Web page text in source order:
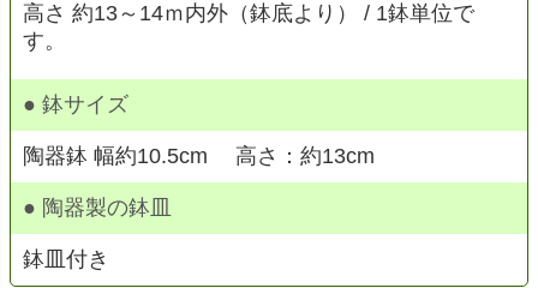
高さ 約13～14ｍ内外（鉢底より） / 1鉢単位で
す。
● 鉢サイズ
陶器鉢 幅約10.5cm 高さ：約13cm
● 陶器製の鉢皿
鉢皿付き